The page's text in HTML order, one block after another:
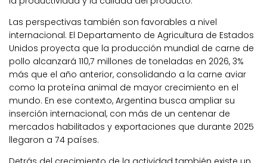
Las perspectivas también son favorables a nivel
internacional. El Departamento de Agricultura de Estados
Unidos proyecta que la producción mundial de carne de
pollo alcanzará 110,7 millones de toneladas en 2026, 3%
más que el año anterior, consolidando a la carne aviar
como la proteína animal de mayor crecimiento en el
mundo. En ese contexto, Argentina busca ampliar su
inserción internacional, con más de un centenar de
mercados habilitados y exportaciones que durante 2025
llegaron a 74 países.